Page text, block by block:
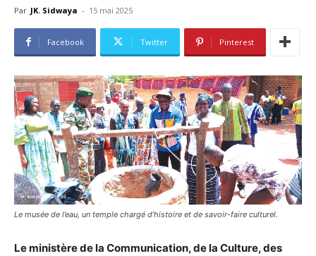
Par JK. Sidwaya - 15 mai 2025
Facebook Twitter Pinterest
Le musée de l’eau, un temple chargé d’histoire et de savoir-faire culturel.
Le ministère de la Communication, de la Culture, des